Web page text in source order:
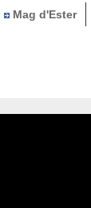
Mag d'Ester